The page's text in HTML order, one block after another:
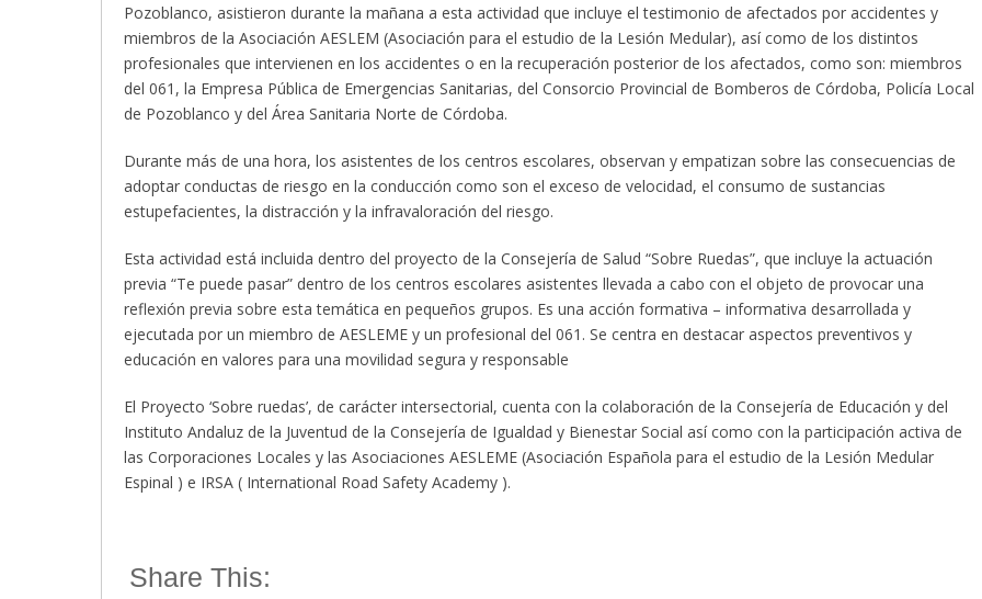
Pozoblanco, asistieron durante la mañana a esta actividad que incluye el testimonio de afectados por accidentes y
miembros de la Asociación AESLEM (Asociación para el estudio de la Lesión Medular), así como de los distintos
profesionales que intervienen en los accidentes o en la recuperación posterior de los afectados, como son: miembros
del 061, la Empresa Pública de Emergencias Sanitarias, del Consorcio Provincial de Bomberos de Córdoba, Policía Local
de Pozoblanco y del Área Sanitaria Norte de Córdoba.
Durante más de una hora, los asistentes de los centros escolares, observan y empatizan sobre las consecuencias de
adoptar conductas de riesgo en la conducción como son el exceso de velocidad, el consumo de sustancias
estupefacientes, la distracción y la infravaloración del riesgo.
Esta actividad está incluida dentro del proyecto de la Consejería de Salud “Sobre Ruedas”, que incluye la actuación
previa “Te puede pasar” dentro de los centros escolares asistentes llevada a cabo con el objeto de provocar una
reflexión previa sobre esta temática en pequeños grupos. Es una acción formativa – informativa desarrollada y
ejecutada por un miembro de AESLEME y un profesional del 061. Se centra en destacar aspectos preventivos y
educación en valores para una movilidad segura y responsable
El Proyecto ‘Sobre ruedas’, de carácter intersectorial, cuenta con la colaboración de la Consejería de Educación y del
Instituto Andaluz de la Juventud de la Consejería de Igualdad y Bienestar Social así como con la participación activa de
las Corporaciones Locales y las Asociaciones AESLEME (Asociación Española para el estudio de la Lesión Medular
Espinal ) e IRSA ( International Road Safety Academy ).
Share This: